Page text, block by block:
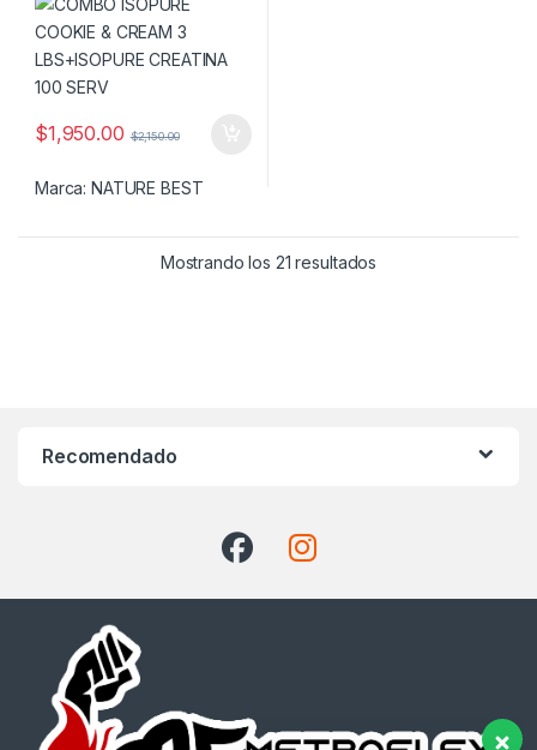
$1,950.00 $2,150.00
Marca:NATURE BEST
Mostrando los 21 resultados
Recomendado